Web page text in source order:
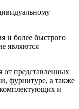
и более быстрого
являются
от представленных
фурнитуре, а также
и